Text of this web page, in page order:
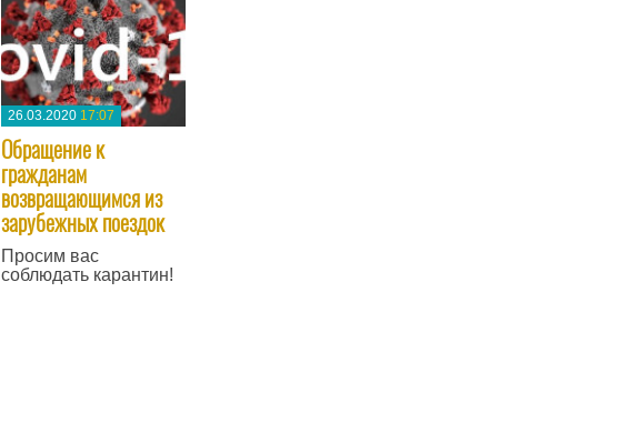
26.03.2020 17:07
Обращение к
гражданам
возвращающимся из
зарубежных поездок
Просим вас
соблюдать карантин!